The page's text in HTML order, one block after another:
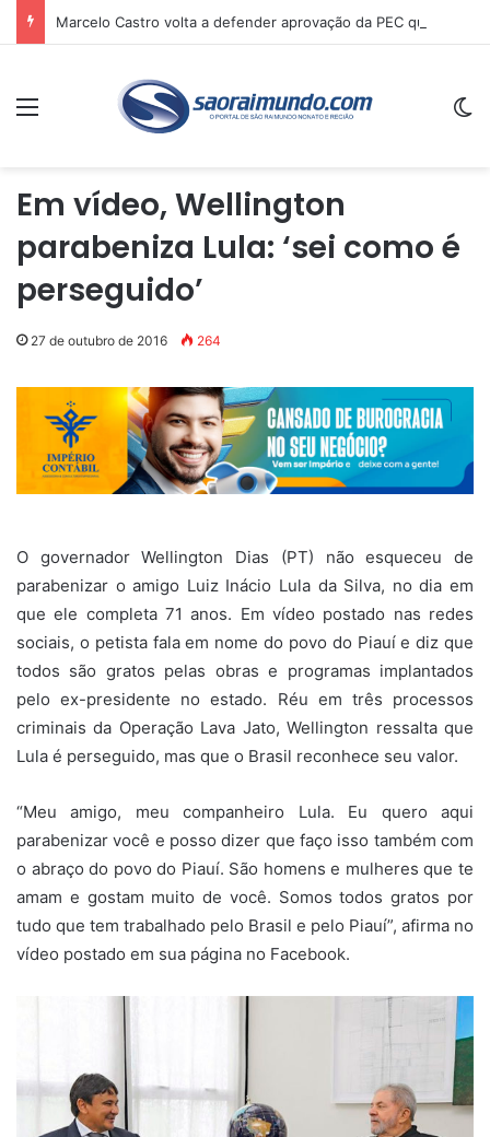
Menu
Em vídeo, Wellington
parabeniza Lula: ‘sei como é
perseguido’
27 de outubro de 2016 264
O governador Wellington Dias (PT) não esqueceu de
parabenizar o amigo Luiz Inácio Lula da Silva, no dia em
que ele completa 71 anos. Em vídeo postado nas redes
sociais, o petista fala em nome do povo do Piauí e diz que
todos são gratos pelas obras e programas implantados
pelo ex-presidente no estado. Réu em três processos
criminais da Operação Lava Jato, Wellington ressalta que
Lula é perseguido, mas que o Brasil reconhece seu valor.
“Meu amigo, meu companheiro Lula. Eu quero aqui
parabenizar você e posso dizer que faço isso também com
o abraço do povo do Piauí. São homens e mulheres que te
amam e gostam muito de você. Somos todos gratos por
tudo que tem trabalhado pelo Brasil e pelo Piauí”, afirma no
vídeo postado em sua página no Facebook.